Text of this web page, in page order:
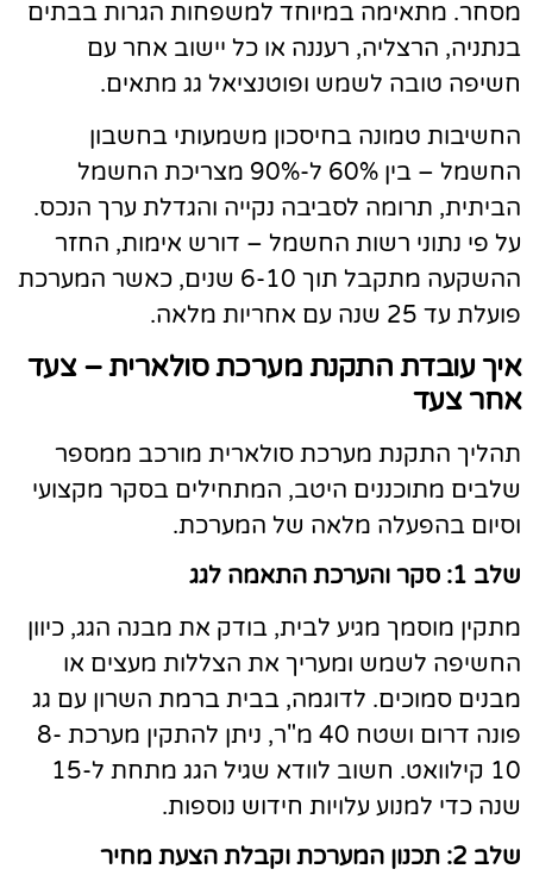
מתאימה במיוחד למשפחות הגרות בבתים
הרצליה, רעננה או כל יישוב אחר עם
טובה לשמש ופוטנציאל גג מתאים.
טמונה בחיסכון משמעותי בחשבון
החשמל – בין 60% ל-90% מצריכת החשמל
תרומה לסביבה נקייה והגדלת ערך הנכס.
פי נתוני רשות החשמל – דורש אימות, החזר
ההשקעה מתקבל תוך 6-10 שנים, כאשר המערכת
עד 25 שנה עם אחריות מלאה.
עובדת התקנת מערכת סולארית – צעד
צעד
התקנת מערכת סולארית מורכב ממספר
מתוכננים היטב, המתחילים בסקר מקצועי
בהפעלה מלאה של המערכת.
סקר והערכת התאמה לגג
מוסמך מגיע לבית, בודק את מבנה הגג, כיוון
לשמש ומעריך את הצללות מעצים או
סמוכים. לדוגמה, בבית ברמת השרון עם גג
פונה דרום ושטח 40 מ"ר, ניתן להתקין מערכת 8-
10 קילוואט. חשוב לוודא שגיל הגג מתחת ל-15
כדי למנוע עלויות חידוש נוספות.
המערכת וקבלת הצעת מחיר